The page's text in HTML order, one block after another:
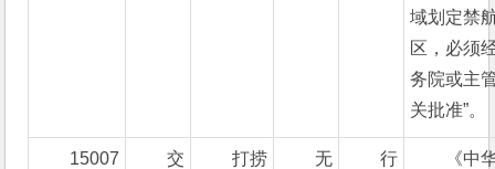
域划定禁
区，必须
务院或主
关批准”。
15007
交
打捞
无
行
《中